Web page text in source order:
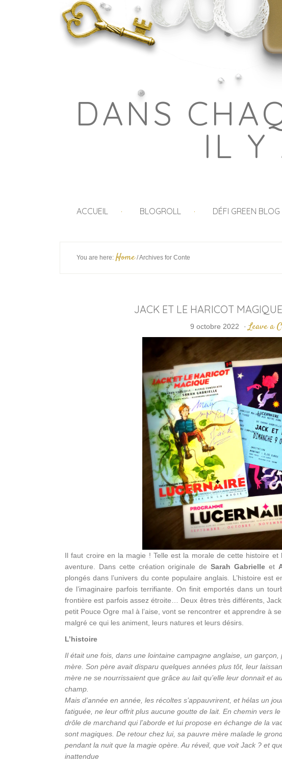
DANS
IL Y
ACCUEIL BLOGROLL DÉFI GREEN BLOG
You are here: Home /Archives for Conte
JACK ET LE HARICOT
9 octobre 2022 · Leave a
Il faut croire en la magie ! Telle est la morale de cette histoire
aventure. Dans cette création originale deSarah Gabrielleet
plongés dans l’univers du conte populaire anglais. L’histoire est
de l’imaginaire parfois terrifiante. On finit emportés dans un
frontière est parfois assez étroite… Deux êtres très différents,
petit Pouce Ogre mal à l’aise, vont se rencontrer et apprendre à
malgré ce qui les animent, leurs natures et leurs désirs.
L’histoire
Il était une fois, dans une lointaine campagne anglaise, un garçon,
mère. Son père avait disparu quelques années plus tôt, leur
mère ne se nourrissaient que grâce au lait qu’elle leur donnait et
champ.
Mais d’année en année, les récoltes s’appauvrirent, et hélas un
fatiguée, ne leur offrit plus aucune goutte de lait. En chemin vers
drôle de marchand qui l’aborde et lui propose en échange de la
sont magiques. De retour chez lui, sa pauvre mère malade le
pendant la nuit que la magie opère. Au réveil, que voit Jack ? et
inattendue